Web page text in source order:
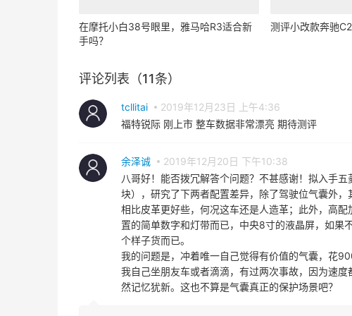
手吗？
福特锐际 刚上市 整车数据非常漂亮 期待测评
八哥好！能否拨冗解答个问题？不甚感谢！拟入手
块），研究了下两者配置差异，除了驾驶位气囊外
相比皮革更好些，何况这车还是人造革；此外，高
置的简单数字和灯带而已，中央8寸的液晶屏，如果
个样子货而已。
我的问题是，冲着唯一自己觉得有价值的气囊，花
我自己坐朋友车或者滴滴，有过两次事故，因为速
然记忆犹新。这也不算是气囊真正的保护场景吧？